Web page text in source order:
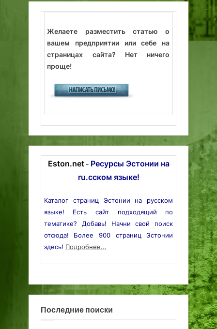
Желаете разместить статью о
вашем предприятии или себе на
страницах сайта? Нет ничего
проще!
Eston.net- Ресурсы Эстонии на
ru.сском языке!
Каталог страниц Эстонии на русском
языке! Есть сайт подходящий по
тематике? Добавь! Начни свой поиск
отсюда! Более 900 страниц Эстонии
здесь! Подробнее...
Последние поиски